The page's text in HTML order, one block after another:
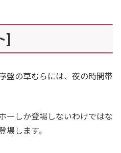
]
盤の草むらには、夜の時間帯
ーしか登場しないわけではな
します。